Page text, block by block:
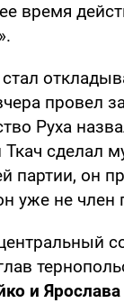
время
провел
Руха
сделал
партии, он
уже не член
и